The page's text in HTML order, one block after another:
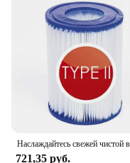
you and your
and efficient
sparkling clean
from high-quality
withstand the
lasting
design allows for
breeze to set up and
721,35 руб.